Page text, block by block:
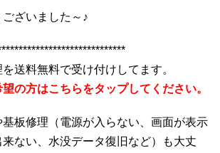
ざいました～♪
送料無料で受け付けしてます。
の方はこちらをタップしてください。
板修理（電源が入らない、画面が表示
ない、水没データ復旧など）も大丈